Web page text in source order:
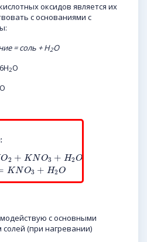
оксидов является их
с основаниями с
= соль + H2O
2O
O
:
O2 + KNO3 + H2O
KNO3 + H2O
с основными
(при нагревании)